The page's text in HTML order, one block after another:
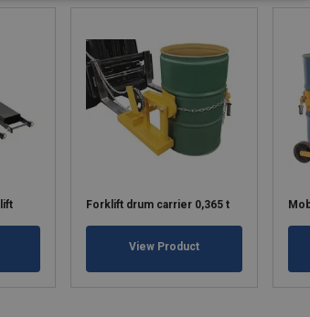
Forklift drum carrier 0,365 t
View Product